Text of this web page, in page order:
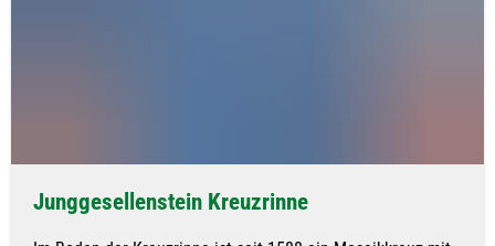
Junggesellenstein Kreuzrinne